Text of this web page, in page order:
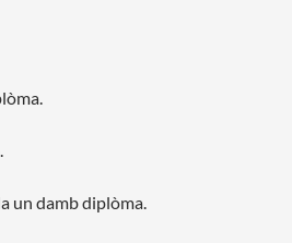
un damb diplòma.